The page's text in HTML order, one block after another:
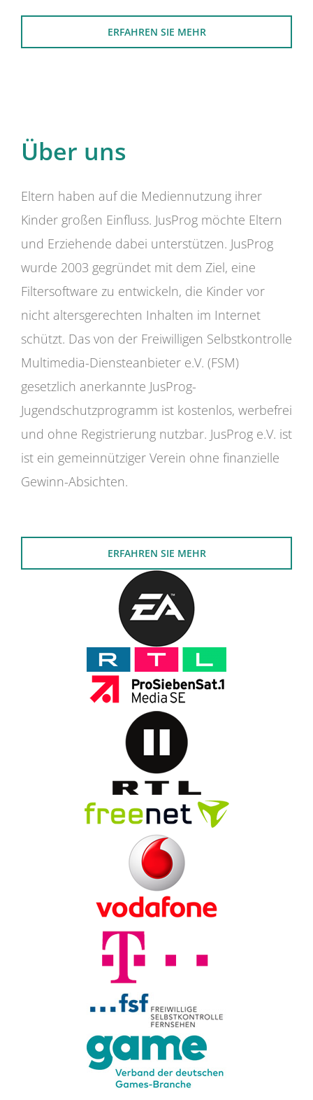
ERFAHREN SIE MEHR
Über uns
Eltern haben auf die Mediennutzung ihrer
Kinder großen Einfluss. JusProg möchte Eltern
und Erziehende dabei unterstützen. JusProg
wurde 2003 gegründet mit dem Ziel, eine
Filtersoftware zu entwickeln, die Kinder vor
nicht altersgerechten Inhalten im Internet
schützt. Das von der Freiwilligen Selbstkontrolle
Multimedia-Diensteanbieter e.V. (FSM)
gesetzlich anerkannte JusProg-
Jugendschutzprogramm ist kostenlos, werbefrei
und ohne Registrierung nutzbar. JusProg e.V. ist
ist ein gemeinnütziger Verein ohne finanzielle
Gewinn-Absichten.
ERFAHREN SIE MEHR